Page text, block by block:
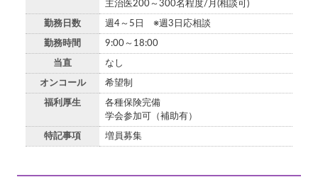
主治医200～300名程度/月(相談可)
勤務日数 週4～5日 ※週3日応相談
勤務時間 9:00～18:00
当直 なし
オンコール 希望制
福利厚生
各種保険完備
学会参加可（補助有）
特記事項 増員募集